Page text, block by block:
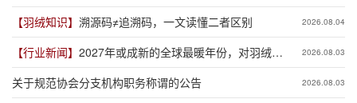
【羽绒知识】 溯源码≠追溯码，一文读懂二者区别 2026.08.04
【行业新闻】 2027年或成新的全球最暖年份，对羽绒产
业有何影响？
2026.08.03
关于规范协会分支机构职务称谓的公告 2026.08.03